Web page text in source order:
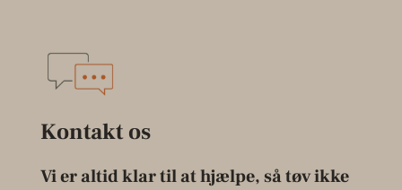
Kontakt os
Vi er altid klar til at hjælpe, så tøv ikke